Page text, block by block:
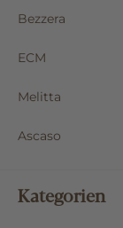
Bezzera
ECM
Melitta
Ascaso
Kategorien